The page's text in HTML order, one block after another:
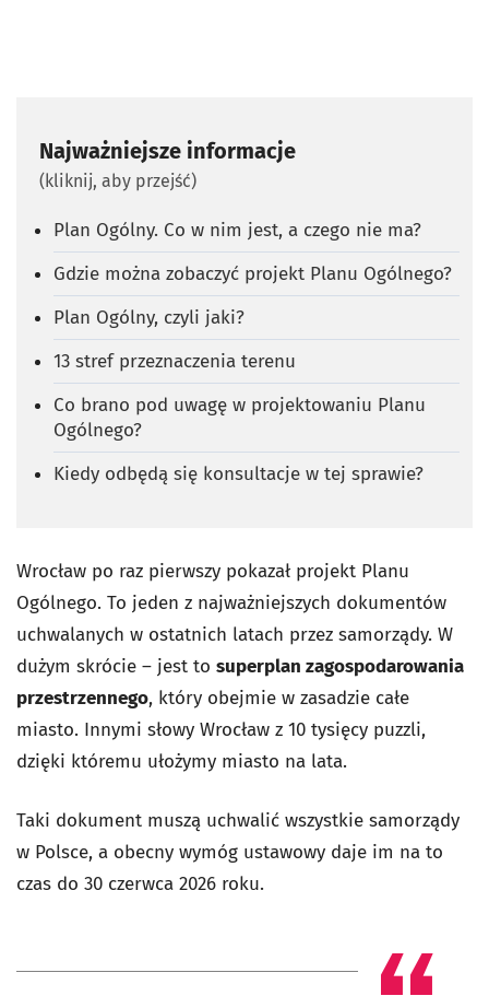
Najważniejsze informacje
(kliknij, aby przejść)
Plan Ogólny. Co w nim jest, a czego nie ma?
Gdzie można zobaczyć projekt Planu Ogólnego?
Plan Ogólny, czyli jaki?
13 stref przeznaczenia terenu
Co brano pod uwagę w projektowaniu Planu
Ogólnego?
Kiedy odbędą się konsultacje w tej sprawie?
Wrocław po raz pierwszy pokazał projekt Planu
Ogólnego. To jeden z najważniejszych dokumentów
uchwalanych w ostatnich latach przez samorządy. W
dużym skrócie – jest to superplan zagospodarowania
przestrzennego, który obejmie w zasadzie całe
miasto. Innymi słowy Wrocław z 10 tysięcy puzzli,
dzięki któremu ułożymy miasto na lata.
Taki dokument muszą uchwalić wszystkie samorządy
w Polsce, a obecny wymóg ustawowy daje im na to
czas do 30 czerwca 2026 roku.